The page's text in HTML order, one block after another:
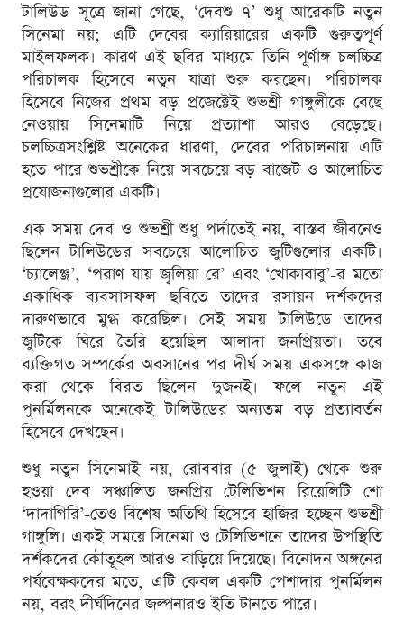
টালিউড সূত্রে জানা গেছে, ‘দেবশু ৭’ শুধু আরেকটি নতুন
সিনেমা নয়; এটি দেবের ক্যারিয়ারের একটি গুরুত্বপূর্ণ
মাইলফলক। কারণ এই ছবির মাধ্যমে তিনি পূর্ণাঙ্গ চলচ্চিত্র
পরিচালক হিসেবে নতুন যাত্রা শুরু করছেন। পরিচালক
হিসেবে নিজের প্রথম বড় প্রজেক্টেই শুভশ্রী গাঙ্গুলীকে বেছে
নেওয়ায় সিনেমাটি নিয়ে প্রত্যাশা আরও বেড়েছে।
চলচ্চিত্রসংশ্লিষ্ট অনেকের ধারণা, দেবের পরিচালনায় এটি
হতে পারে শুভশ্রীকে নিয়ে সবচেয়ে বড় বাজেট ও আলোচিত
প্রযোজনাগুলোর একটি।
এক সময় দেব ও শুভশ্রী শুধু পর্দাতেই নয়, বাস্তব জীবনেও
ছিলেন টালিউডের সবচেয়ে আলোচিত জুটিগুলোর একটি।
‘চ্যালেঞ্জ’, ‘পরাণ যায় জ্বলিয়া রে’ এবং ‘খোকাবাবু’-র মতো
একাধিক ব্যবসাসফল ছবিতে তাদের রসায়ন দর্শকদের
দারুণভাবে মুগ্ধ করেছিল। সেই সময় টালিউডে তাদের
জুটিকে ঘিরে তৈরি হয়েছিল আলাদা জনপ্রিয়তা। তবে
ব্যক্তিগত সম্পর্কের অবসানের পর দীর্ঘ সময় একসঙ্গে কাজ
করা থেকে বিরত ছিলেন দুজনই। ফলে নতুন এই
পুনর্মিলনকে অনেকেই টালিউডের অন্যতম বড় প্রত্যাবর্তন
হিসেবে দেখছেন।
শুধু নতুন সিনেমাই নয়, রোববার (৫ জুলাই) থেকে শুরু
হওয়া দেব সঞ্চালিত জনপ্রিয় টেলিভিশন রিয়েলিটি শো
‘দাদাগিরি’-তেও বিশেষ অতিথি হিসেবে হাজির হচ্ছেন শুভশ্রী
গাঙ্গুলি। একই সময়ে সিনেমা ও টেলিভিশনে তাদের উপস্থিতি
দর্শকদের কৌতূহল আরও বাড়িয়ে দিয়েছে। বিনোদন অঙ্গনের
পর্যবেক্ষকদের মতে, এটি কেবল একটি পেশাদার পুনর্মিলন
নয়, বরং দীর্ঘদিনের জল্পনারও ইতি টানতে পারে।